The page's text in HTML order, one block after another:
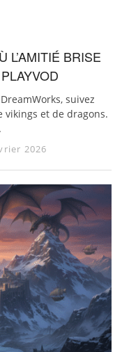
L’AMITIÉ BRISE
suivez
vikings et de dragons.
2026